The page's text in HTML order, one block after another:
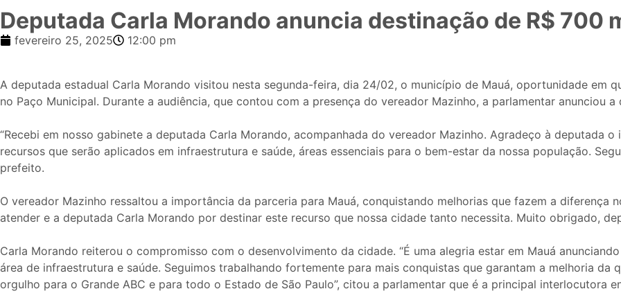
Deputada Carla Morando anuncia destinação de R$ 700
fevereiro 25, 2025 12:00 pm
A deputada estadual Carla Morando visitou nesta segunda-feira, dia 24/02, o município de Mauá, oportunidade em
no Paço Municipal. Durante a audiência, que contou com a presença do vereador Mazinho, a parlamentar anunciou
“Recebi em nosso gabinete a deputada Carla Morando, acompanhada do vereador Mazinho. Agradeço à deputada
recursos que serão aplicados em infraestrutura e saúde, áreas essenciais para o bem-estar da nossa população.
prefeito.
O vereador Mazinho ressaltou a importância da parceria para Mauá, conquistando melhorias que fazem a diferença
atender e a deputada Carla Morando por destinar este recurso que nossa cidade tanto necessita. Muito obrigado,
Carla Morando reiterou o compromisso com o desenvolvimento da cidade. “É uma alegria estar em Mauá
área de infraestrutura e saúde. Seguimos trabalhando fortemente para mais conquistas que garantam a melhoria
orgulho para o Grande ABC e para todo o Estado de São Paulo”, citou a parlamentar que é a principal interlocutora